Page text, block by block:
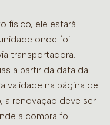
físico, ele estará
onde foi
transportadora.
a partir da data da
validade na página de
a renovação deve ser
a compra foi